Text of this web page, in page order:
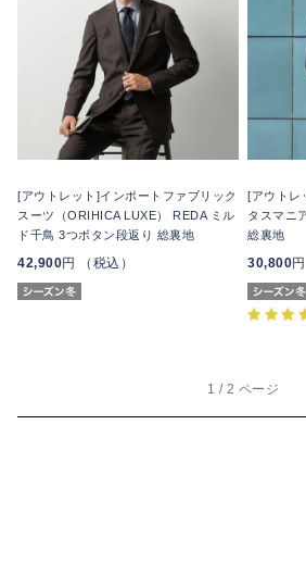
[アウトレット]インポートファブリック
スーツ（ORIHICA LUXE） REDA ミル
ド千鳥 3つボタン段返り 総裏地
42,900円 （税込）
[アウトレ
タスマニ
総裏地
30,800
1 / 2 ページ